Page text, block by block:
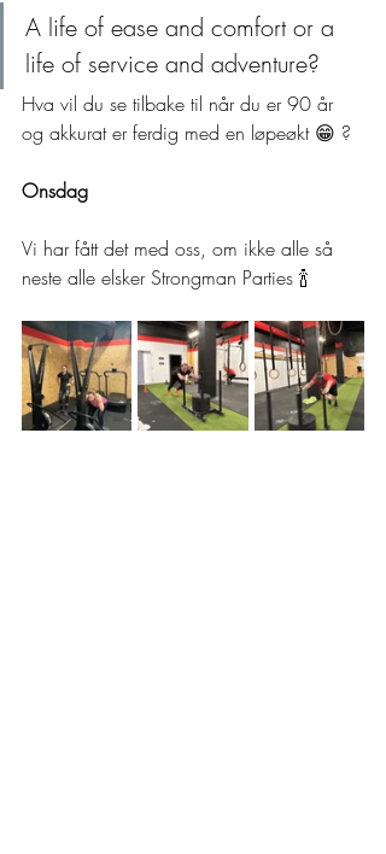
A life of ease and comfort or a
life of service and adventure?
Hva vil du se tilbake til når du er 90 år
og akkurat er ferdig med en løpeøkt 😁 ?
Onsdag
Vi har fått det med oss, om ikke alle så
neste alle elsker Strongman Parties 🍾